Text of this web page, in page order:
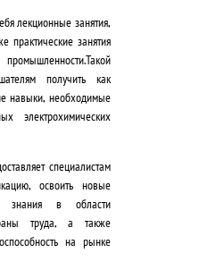
лекционные занятия,
практические занятия
Такой
получить как
навыки, необходимые
электрохимических
специалистам
освоить новые
знания в области
труда, а также
на рынке